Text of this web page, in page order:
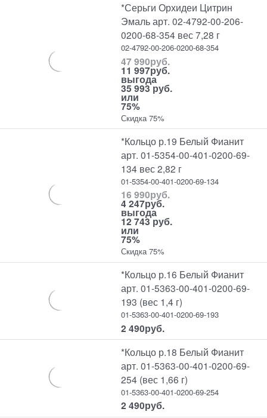
*Серьги Орхидеи Цитрин
Эмаль арт. 02-4792-00-206-
0200-68-354 вес 7,28 г
02-4792-00-206-0200-68-354
47 990руб.
11 997руб.
выгода
35 993 руб.
или
75%
Скидка 75%
*Кольцо р.19 Белый Фианит
арт. 01-5354-00-401-0200-69-
134 вес 2,82 г
01-5354-00-401-0200-69-134
16 990руб.
4 247руб.
выгода
12 743 руб.
или
75%
Скидка 75%
*Кольцо р.16 Белый Фианит
арт. 01-5363-00-401-0200-69-
193 (вес 1,4 г)
01-5363-00-401-0200-69-193
2 490руб.
*Кольцо р.18 Белый Фианит
арт. 01-5363-00-401-0200-69-
254 (вес 1,66 г)
01-5363-00-401-0200-69-254
2 490руб.